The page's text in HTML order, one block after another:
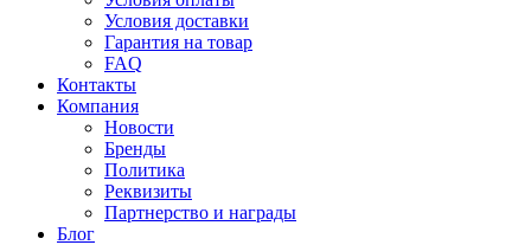
Условия доставки
Гарантия на товар
FAQ
Контакты
Компания
Новости
Бренды
Политика
Реквизиты
Партнерство и награды
Блог